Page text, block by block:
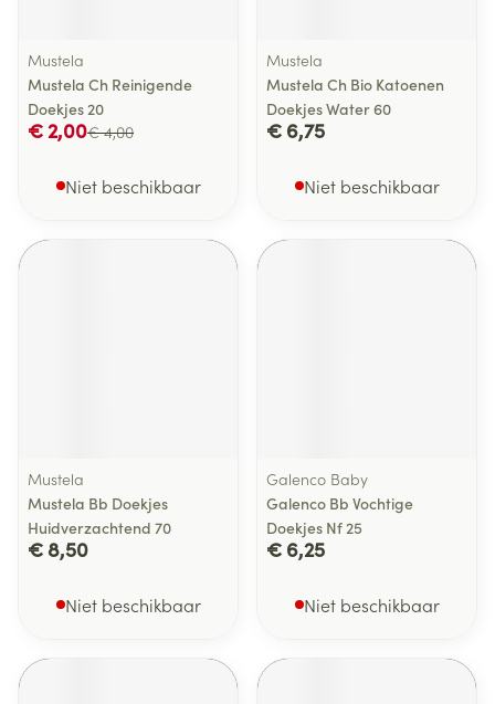
Mustela
Mustela Ch Reinigende
Doekjes 20
€ 4,00
€ 2,00
Niet beschikbaar
Mustela
Mustela Ch Bio Katoenen
Doekjes Water 60
€ 6,75
Niet beschikbaar
Mustela
Mustela Bb Doekjes
Huidverzachtend 70
€ 8,50
Niet beschikbaar
Galenco Baby
Galenco Bb Vochtige
Doekjes Nf 25
€ 6,25
Niet beschikbaar